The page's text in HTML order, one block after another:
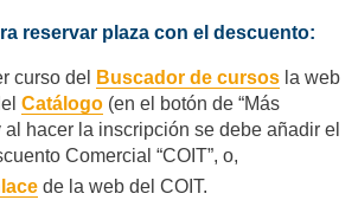
reservar plaza con el descuento:
curso del Buscador de cursosla web
Catálogo(en el botón de “Más
al hacer la inscripción se debe añadir el
Comercial “COIT”, o,
de la web del COIT.